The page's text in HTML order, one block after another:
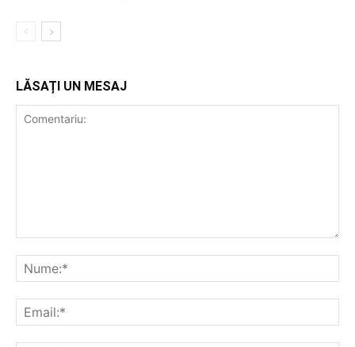
LĂSAȚI UN MESAJ